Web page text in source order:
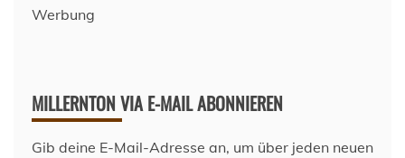
Werbung
MILLERNTON VIA E-MAIL ABONNIEREN
Gib deine E-Mail-Adresse an, um über jeden neuen